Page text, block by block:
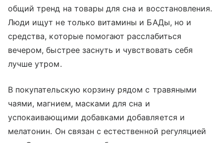
общий тренд на товары для сна и восстановления.
Люди ищут не только витамины и БАДы, но и
средства, которые помогают расслабиться
вечером, быстрее заснуть и чувствовать себя
лучше утром.
В покупательскую корзину рядом с травяными
чаями, магнием, масками для сна и
успокаивающими добавками добавляется и
мелатонин. Он связан с естественной регуляцией